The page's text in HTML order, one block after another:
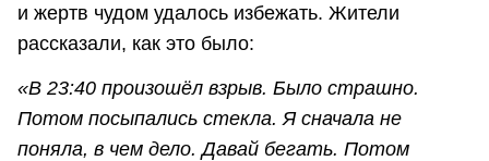
и жертв чудом удалось избежать. Жители
рассказали, как это было:
«В 23:40 произошёл взрыв. Было страшно.
Потом посыпались стекла. Я сначала не
поняла, в чем дело. Давай бегать. Потом